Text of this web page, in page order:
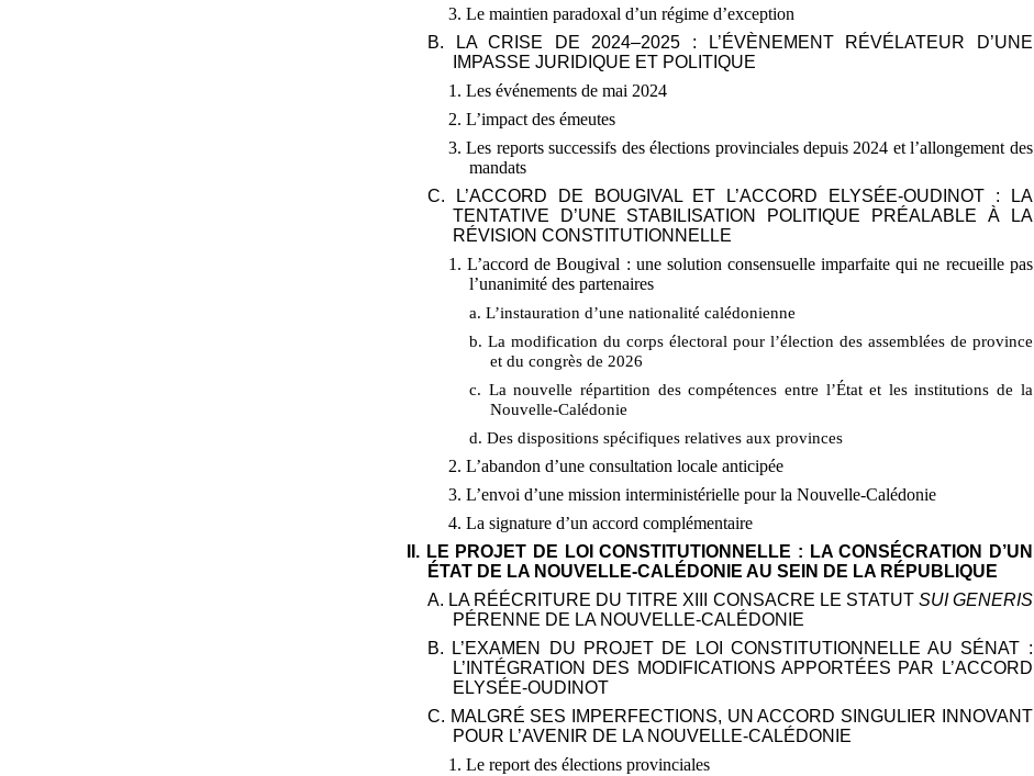
3. Le maintien paradoxal d’un régime d’exception
B. LA CRISE DE 2024–2025
: L’ÉVÈNEMENT RÉVÉLATEUR D’UNE
IMPASSE JURIDIQUE ET POLITIQUE
1. Les événements de mai 2024
2. L’impact des émeutes
3. Les reports successifs des élections provinciales depuis 2024 et l’allongement des
mandats
C. L’ACCORD DE BOUGIVAL ET L’ACCORD ELYSÉE-OUDINOT
: LA
TENTATIVE D’UNE STABILISATION POLITIQUE PRÉALABLE À LA
RÉVISION CONSTITUTIONNELLE
1. L’accord de Bougival : une solution consensuelle imparfaite qui ne recueille pas
l’unanimité des partenaires
a. L’instauration d’une nationalité calédonienne
b. La modification du corps électoral pour l’élection des assemblées de province
et du congrès de 2026
c. La nouvelle répartition des compétences entre l’État et les institutions de la
Nouvelle-Calédonie
d. Des dispositions spécifiques relatives aux provinces
2. L’abandon d’une consultation locale anticipée
3. L’envoi d’une mission interministérielle pour la Nouvelle-Calédonie
4. La signature d’un accord complémentaire
II. LE PROJET DE LOI CONSTITUTIONNELLE : LA CONSÉCRATION D’UN
ÉTAT DE LA NOUVELLE-CALÉDONIE AU SEIN DE LA RÉPUBLIQUE
A. LA RÉÉCRITURE DU TITRE XIII CONSACRE LE STATUT SUI GENERIS
PÉRENNE DE LA NOUVELLE-CALÉDONIE
B. L’EXAMEN DU PROJET DE LOI CONSTITUTIONNELLE AU SÉNAT :
L’INTÉGRATION DES MODIFICATIONS APPORTÉES PAR L’ACCORD
ELYSÉE-OUDINOT
C. MALGRÉ SES IMPERFECTIONS, UN ACCORD SINGULIER INNOVANT
POUR L’AVENIR DE LA NOUVELLE-CALÉDONIE
1. Le report des élections provinciales